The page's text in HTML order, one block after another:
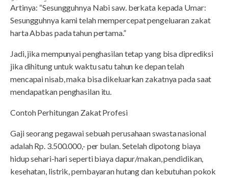
Artinya: “Sesungguhnya Nabi saw. berkata kepada Umar:
Sesungguhnya kami telah mempercepat pengeluaran zakat
harta Abbas pada tahun pertama.”
Jadi, jika mempunyai penghasilan tetap yang bisa diprediksi
jika dihitung untuk waktu satu tahun ke depan telah
mencapai nisab, maka bisa dikeluarkan zakatnya pada saat
mendapatkan penghasilan itu.
Contoh Perhitungan Zakat Profesi
Gaji seorang pegawai sebuah perusahaan swasta nasional
adalah Rp. 3.500.000,- per bulan. Setelah dipotong biaya
hidup sehari-hari seperti biaya dapur/makan, pendidikan,
kesehatan, listrik, pembayaran hutang dan kebutuhan pokok